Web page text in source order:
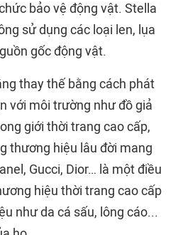
bảo vệ động vật. Stella
sử dụng các loại len, lụa
gốc động vật.
thay thế bằng cách phát
với môi trường như đồ giả
giới thời trang cao cấp,
thương hiệu lâu đời mang
Gucci, Dior… là một điều
hiệu thời trang cao cấp
như da cá sấu, lông cáo...